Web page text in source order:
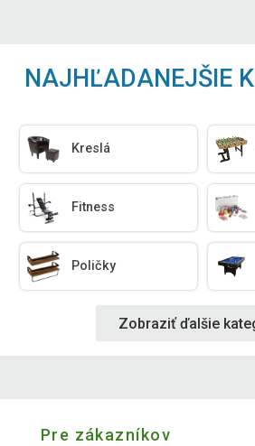
NAJHĽADANEJŠIE
Kreslá
Fitness
Poličky
Zobraziť ďalšie
Pre zákazníkov